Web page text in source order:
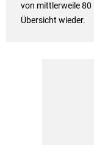
von mittlerweile 80
Übersicht wieder.